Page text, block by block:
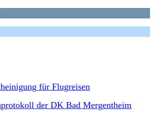
für Flugreisen
der DK Bad Mergentheim